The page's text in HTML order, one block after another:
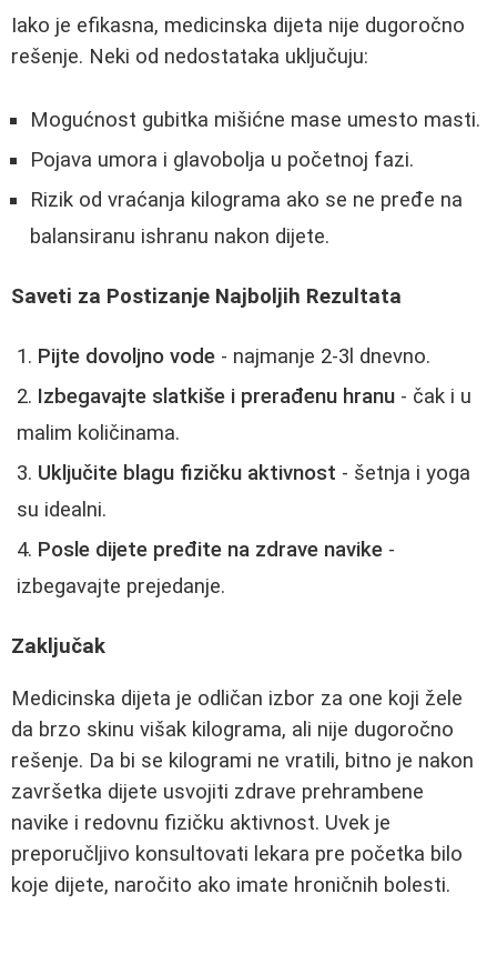
Iako je efikasna, medicinska dijeta nije dugoročno
rešenje. Neki od nedostataka uključuju:
Mogućnost gubitka mišićne mase umesto masti.
Pojava umora i glavobolja u početnoj fazi.
Rizik od vraćanja kilograma ako se ne pređe na
balansiranu ishranu nakon dijete.
Saveti za Postizanje Najboljih Rezultata
Pijte dovoljno vode - najmanje 2-3l dnevno.
Izbegavajte slatkiše i prerađenu hranu - čak i u
malim količinama.
Uključite blagu fizičku aktivnost - šetnja i yoga
su idealni.
Posle dijete pređite na zdrave navike -
izbegavajte prejedanje.
Zaključak
Medicinska dijeta je odličan izbor za one koji žele
da brzo skinu višak kilograma, ali nije dugoročno
rešenje. Da bi se kilogrami ne vratili, bitno je nakon
završetka dijete usvojiti zdrave prehrambene
navike i redovnu fizičku aktivnost. Uvek je
preporučljivo konsultovati lekara pre početka bilo
koje dijete, naročito ako imate hroničnih bolesti.